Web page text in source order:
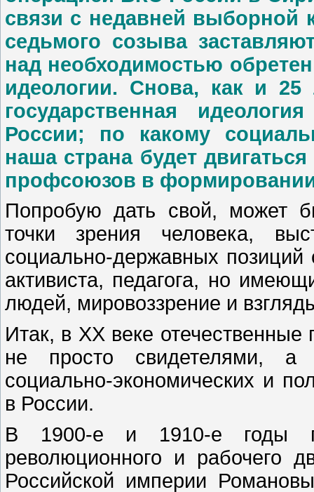
связи с недавней выборной
седьмого созыва
над необходимостью
идеологии. Снова, как и 25
государственная
России; по какому
наша страна будет
профсоюзов в формировании
Попробую дать свой, может
точки зрения человека,
социально-державных позиций
активиста, педагога, но
людей, мировоззрение и
Итак, в XX веке
не просто свидетелями, а
социально-экономических и
в России.
В 1900-е и 1910-е годы
революционного и рабочего
Российской империи